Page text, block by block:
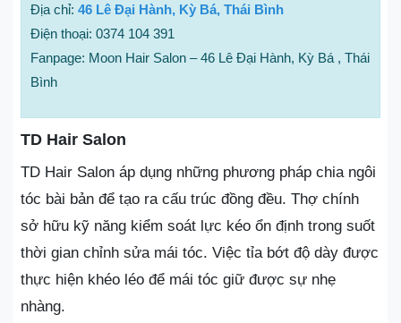
Địa chỉ: 46 Lê Đại Hành, Kỳ Bá, Thái Bình
Điện thoại: 0374 104 391
Fanpage: Moon Hair Salon – 46 Lê Đại Hành, Kỳ Bá , Thái
Bình
TD Hair Salon
TD Hair Salon áp dụng những phương pháp chia ngôi
tóc bài bản để tạo ra cấu trúc đồng đều. Thợ chính
sở hữu kỹ năng kiểm soát lực kéo ổn định trong suốt
thời gian chỉnh sửa mái tóc. Việc tỉa bớt độ dày được
thực hiện khéo léo để mái tóc giữ được sự nhẹ
nhàng.